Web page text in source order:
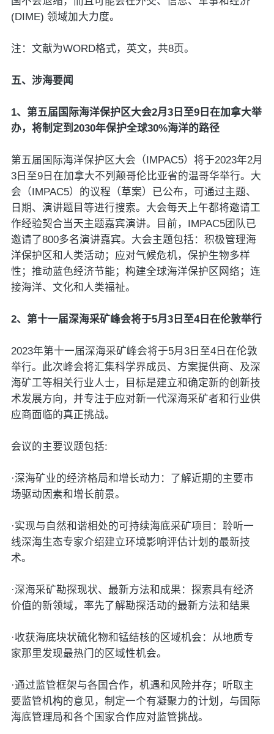
(DIME) 领域加大力度。
注：文献为WORD格式，英文，共8页。
五、涉海要闻
1、第五届国际海洋保护区大会2月3日至9日在加拿大举
办，将制定到2030年保护全球30%海洋的路径
第五届国际海洋保护区大会（IMPAC5）将于2023年2月
3日至9日在加拿大不列颠哥伦比亚省的温哥华举行。大
会（IMPAC5）的议程（草案）已公布，可通过主题、
日期、演讲题目等进行搜索。大会每天上午都将邀请工
作经验契合当天主题嘉宾演讲。目前，IMPAC5团队已
邀请了800多名演讲嘉宾。大会主题包括：积极管理海
洋保护区和人类活动；应对气候危机，保护生物多样
性；推动蓝色经济节能；构建全球海洋保护区网络；连
接海洋、文化和人类福祉。
2、第十一届深海采矿峰会将于5月3日至4日在伦敦举行
2023年第十一届深海采矿峰会将于5月3日至4日在伦敦
举行。此次峰会将汇集科学界成员、方案提供商、及深
海矿工等相关行业人士，目标是建立和确定新的创新技
术发展方向，并专注于应对新一代深海采矿者和行业供
应商面临的真正挑战。
会议的主要议题包括:
·深海矿业的经济格局和增长动力：了解近期的主要市
场驱动因素和增长前景。
·实现与自然和谐相处的可持续海底采矿项目：聆听一
线深海生态专家介绍建立环境影响评估计划的最新技
术。
·深海采矿勘探现状、最新方法和成果：探索具有经济
价值的新领域，率先了解勘探活动的最新方法和结果
·收获海底块状硫化物和锰结核的区域机会：从地质专
家那里发现最热门的区域性机会。
·通过监管框架与各国合作，机遇和风险并存；听取主
要监管机构的意见，制定一个有凝聚力的计划，与国际
海底管理局和各个国家合作应对监管挑战。